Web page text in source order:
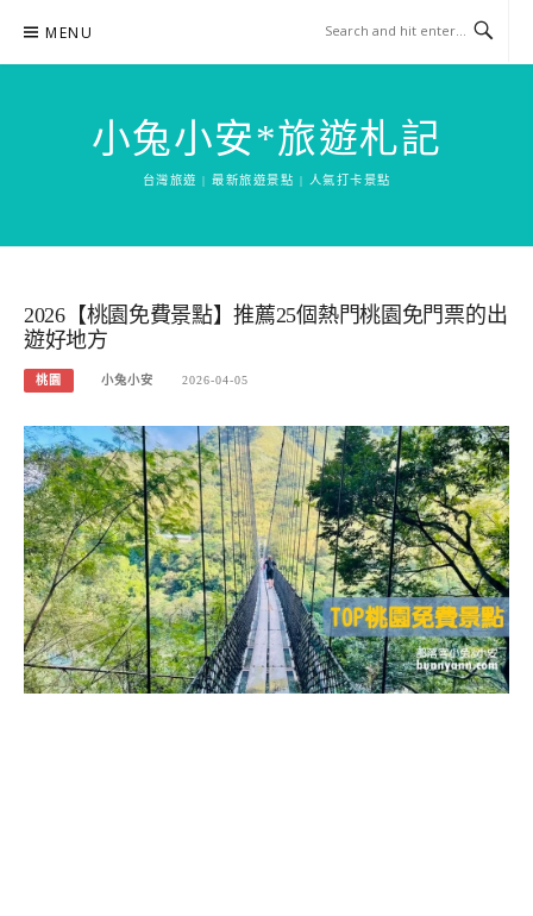
content
MENU
小兔小安*旅遊札記
台灣旅遊 | 最新旅遊景點 | 人氣打卡景點
2026【桃園免費景點】推薦25個熱門桃園免門票的出
遊好地方
桃園 小兔小安 2026-04-05